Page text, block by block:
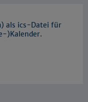
als ics-Datei für
)Kalender.